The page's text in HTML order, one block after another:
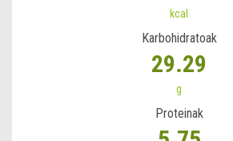
kcal
Karbohidratoak
29.29
g
Proteinak